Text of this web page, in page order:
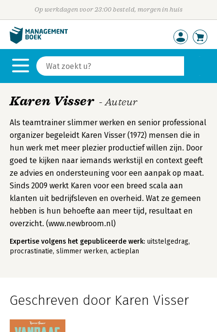
Op werkdagen voor 23:00 besteld, morgen in huis
Karen Visser - Auteur
Als teamtrainer slimmer werken en senior professional
organizer begeleidt Karen Visser (1972) mensen die in
hun werk met meer plezier productief willen zijn. Door
goed te kijken naar iemands werkstijl en context geeft
ze advies en ondersteuning voor een aanpak op maat.
Sinds 2009 werkt Karen voor een breed scala aan
klanten uit bedrijfsleven en overheid. Wat ze gemeen
hebben is hun behoefte aan meer tijd, resultaat en
overzicht. (www.newbroom.nl)
Expertise volgens het gepubliceerde werk: uitstelgedrag,
procrastinatie, slimmer werken, actieplan
Geschreven door Karen Visser